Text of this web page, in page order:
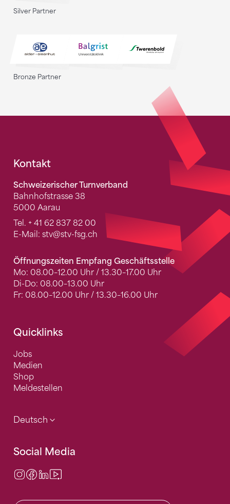
Silver Partner
Bronze Partner
Fusszeile
Kontakt
Schweizerischer Turnverband
Bahnhofstrasse 38
5000 Aarau
Tel. + 41 62 837 82 00
E-Mail: stv@stv-fsg.ch
Öffnungszeiten Empfang Geschäftsstelle
Mo: 08.00–12.00 Uhr / 13.30–17.00 Uhr
Di-Do: 08.00–13.00 Uhr
Fr: 08.00–12.00 Uhr / 13.30–16.00 Uhr
Quicklinks
Jobs
Medien
Shop
Meldestellen
Deutsch
Social Media
Instagram
Facebook
LinkedIn